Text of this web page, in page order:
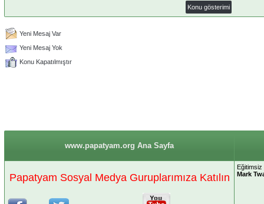
Yeni Mesaj Var
Yeni Mesaj Yok
Konu Kapatılmıştır
www.papatyam.org Ana Sayfa
Papatyam Sosyal Medya Guruplarımıza Katılın
Mark